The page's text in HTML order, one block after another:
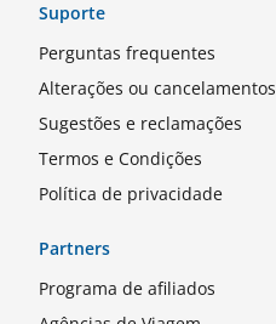
Suporte
Perguntas frequentes
Alterações ou cancelamentos
Sugestões e reclamações
Termos e Condições
Política de privacidade
Partners
Programa de afiliados